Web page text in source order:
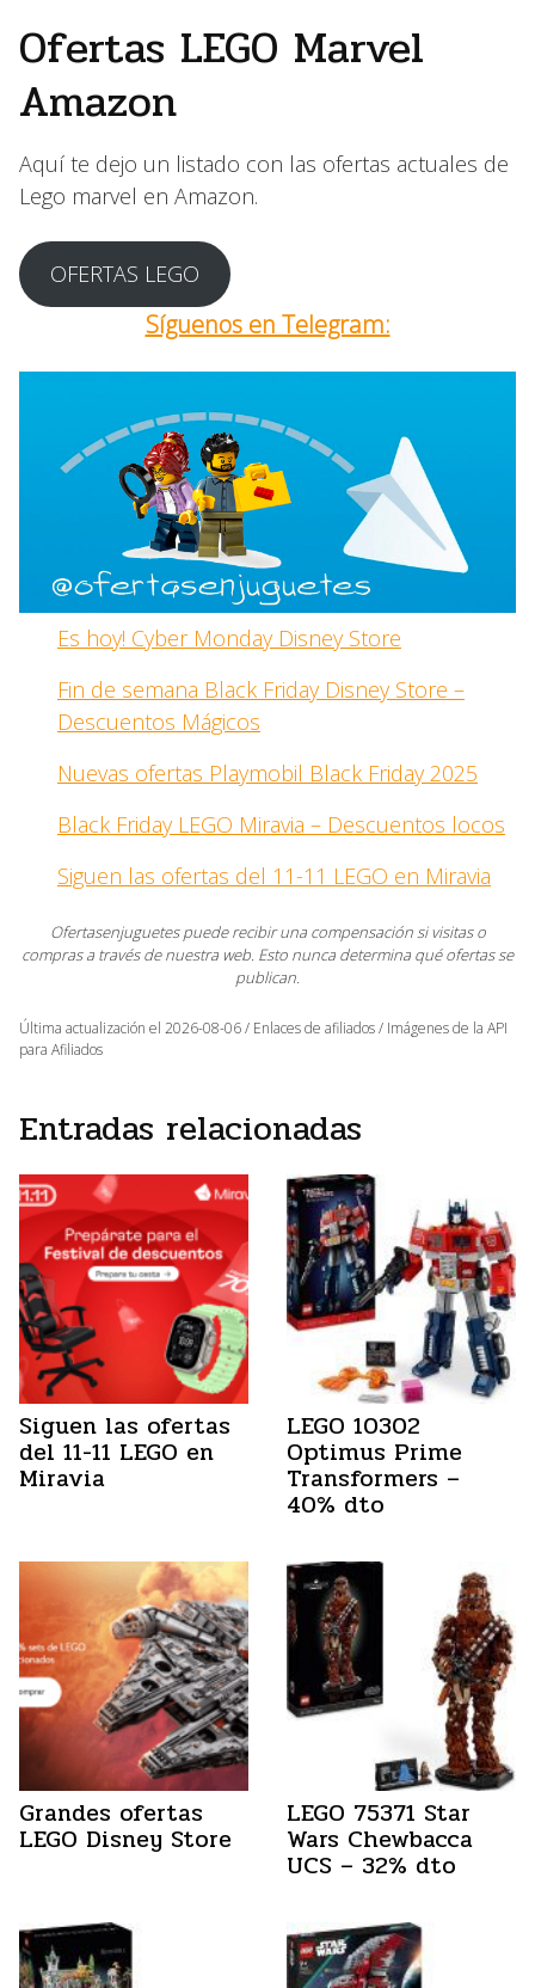
Ofertas LEGO Marvel
Amazon
Aquí te dejo un listado con las ofertas actuales de
Lego marvel en Amazon.
OFERTAS LEGO
Síguenos en Telegram:
Es hoy! Cyber Monday Disney Store
Fin de semana Black Friday Disney Store –
Descuentos Mágicos
Nuevas ofertas Playmobil Black Friday 2025
Black Friday LEGO Miravia – Descuentos locos
Siguen las ofertas del 11-11 LEGO en Miravia
Ofertasenjuguetes puede recibir una compensación si visitas o
compras a través de nuestra web. Esto nunca determina qué ofertas se
publican.
Última actualización el 2026-08-06 / Enlaces de afiliados / Imágenes de la API
para Afiliados
Entradas relacionadas
Siguen las ofertas
del 11-11 LEGO en
Miravia
LEGO 10302
Optimus Prime
Transformers –
40% dto
Grandes ofertas
LEGO Disney Store
LEGO 75371 Star
Wars Chewbacca
UCS – 32% dto